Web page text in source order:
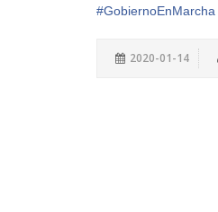
#GobiernoEnMarcha
2020-01-14